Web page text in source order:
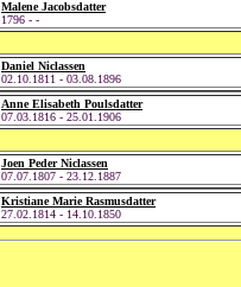
Malene Jacobsdatter
1796 - -
Daniel Niclassen
02.10.1811 - 03.08.1896
Anne Elisabeth Poulsdatter
07.03.1816 - 25.01.1906
Joen Peder Niclassen
07.07.1807 - 23.12.1887
Kristiane Marie Rasmusdatter
27.02.1814 - 14.10.1850